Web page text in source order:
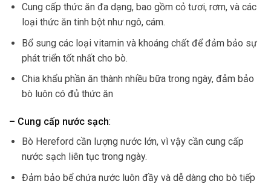
Cung cấp thức ăn đa dạng, bao gồm cỏ tươi, rơm, và các
loại thức ăn tinh bột như ngô, cám.
Bổ sung các loại vitamin và khoáng chất để đảm bảo sự
phát triển tốt nhất cho bò.
Chia khẩu phần ăn thành nhiều bữa trong ngày, đảm bảo
bò luôn có đủ thức ăn
– Cung cấp nước sạch:
Bò Hereford cần lượng nước lớn, vì vậy cần cung cấp
nước sạch liên tục trong ngày.
Đảm bảo bể chứa nước luôn đầy và dễ dàng cho bò tiếp